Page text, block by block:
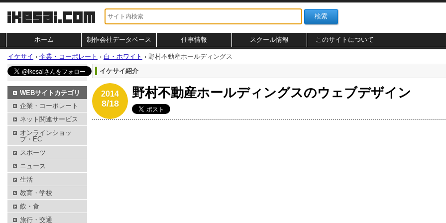
ホーム 制作会社データベース 仕事情報 スクール情報 このサイトについて
イケサイ › 企業・コーポレート › 白・ホワイト › 野村不動産ホールディングス
イケサイ紹介
2014
8/18
野村不動産ホールディングスのウェブデザイン
WEBサイトカテゴリ
企業・コーポレート
ネット関連サービス
オンラインショッ
プ・EC
スポーツ
ニュース
生活
教育・学校
飲・食
旅行・交通